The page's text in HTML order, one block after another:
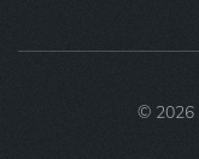
© 2026